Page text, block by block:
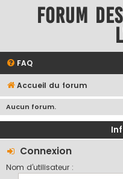
Forum
FAQ
Accueil du forum
Aucun forum.
Connexion
Nom d’utilisateur :